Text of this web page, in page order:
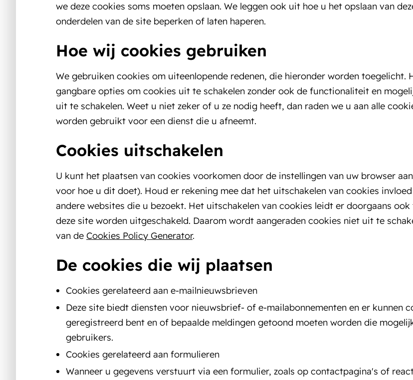
we deze cookies soms moeten opslaan. We leggen ook uit hoe u het opslaan van
onderdelen van de site beperken of laten haperen.
Hoe wij cookies gebruiken
We gebruiken cookies om uiteenlopende redenen, die hieronder worden toegelicht.
gangbare opties om cookies uit te schakelen zonder ook de functionaliteit en
uit te schakelen. Weet u niet zeker of u ze nodig heeft, dan raden we u aan alle
worden gebruikt voor een dienst die u afneemt.
Cookies uitschakelen
U kunt het plaatsen van cookies voorkomen door de instellingen van uw browser
voor hoe u dit doet). Houd er rekening mee dat het uitschakelen van cookies
andere websites die u bezoekt. Het uitschakelen van cookies leidt er doorgaans
deze site worden uitgeschakeld. Daarom wordt aangeraden cookies niet uit te
van de Cookies Policy Generator.
De cookies die wij plaatsen
Cookies gerelateerd aan e-mailnieuwsbrieven
Deze site biedt diensten voor nieuwsbrief- of e-mailabonnementen en er kunnen
geregistreerd bent en of bepaalde meldingen getoond moeten worden die
gebruikers.
Cookies gerelateerd aan formulieren
Wanneer u gegevens verstuurt via een formulier, zoals op contactpagina's of